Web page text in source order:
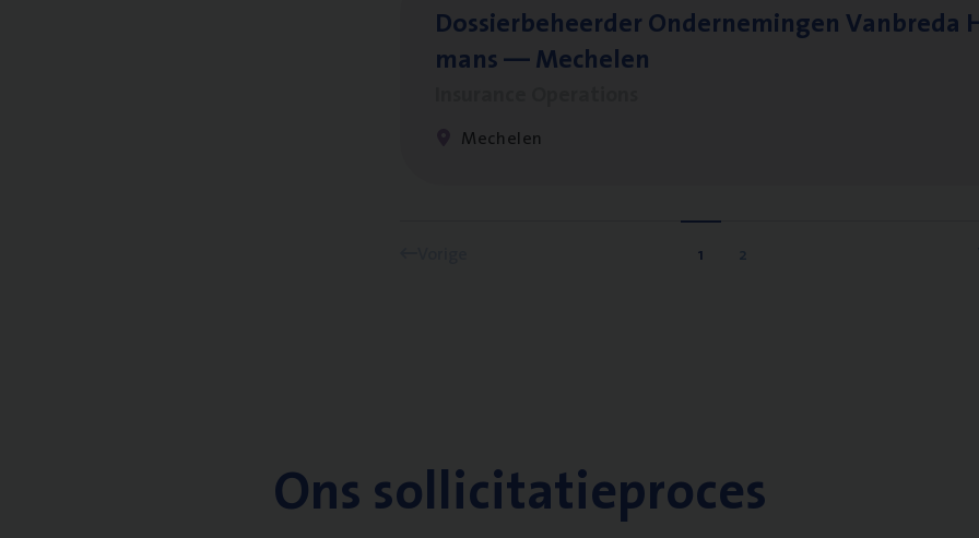
Dos­sier­be­heer­der Onder­ne­min­gen Van­b­re­da
mans — Mechelen
Mechelen
1 2
Ons sollicitatieproces